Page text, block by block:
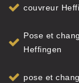
couvreur
Pose et
Heffingen
pose et